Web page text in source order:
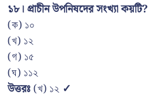
১৮। প্রাচীন উপনিষদের সংখ্যা কয়টি?
(ক) ১০
(খ) ১২
(গ) ১৫
(ঘ) ১১২
উত্তরঃ(খ) ১২ ✓